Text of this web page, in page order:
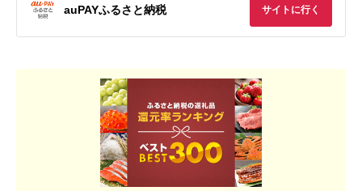
auPAYふるさと納税 サイトに行く